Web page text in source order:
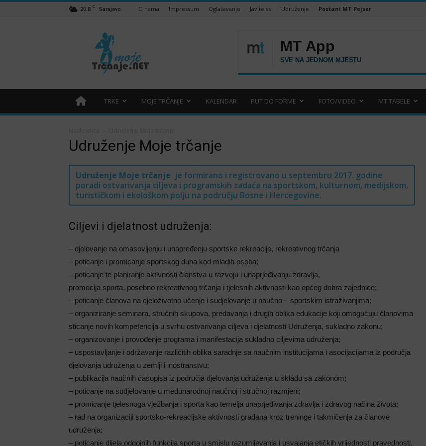
20.8 C Sarajevo O nama Impressum Oglašavanje Javite se Udruženje Postani MT Pejser
Moje
trčanje
trcanje.net
TRKE MOJE TRČANJE KALENDAR PUT DO FORME FOTO/VIDEO MT TABELE
Udruženje Moje trčanje
Udruženje Moje trčanje je formirano i registrovano u septembru 2017. godine
poradi ostvarivanja ciljeva i programskih zadaća na sportskom, kulturnom, medijskom,
turističkom i ekološkom polju na području Bosne i Hercegovine.
Ciljevi i djelatnost udruženja:
– djelovanje na omasovljenju i unapređenju sportske rekreacije, rekreativnog trčanja
– poticanje i promicanje sportskog duha kod mladih osoba;
– poticanje te planiranje aktivnosti članstva u razvoju i unaprjeđivanju zdravlja,
promocija sporta, posebno rekreativnog trčanja i tjelesnih aktivnosti kao općeg dobra zajednice;
– poticanje članova na cjeloživotno učenje i sudjelovanje u naučno – sportskim istraživanjima;
– organiziranje seminara, stručnih skupova, predavanja i drugih oblika edukacije koji omogućuju članovima
sticanje novih kompetencija u svrhu ostvarivanja ciljeva i djelatnosti Udruženja, sukladno zakonu;
– organizovanje i provođenje programa i manifestacija sukladno ciljevima udruženja;
– uspostavljanje i održavanje različitih oblika saradnje sa naučnim institucijama i asocijacijama iz područja
djelovanja udruženja u zemlji i inostranstvu;
– publikacija naučnih časopisa iz područja djelovanja udruženja u skladu sa zakonom;
– poticanje na sudjelovanje u međunarodnoj naučnoj i stručnoj razmjeni;
– promicanje tjelesnoga vježbanja i sporta kao temelja unaprjeđivanja zdravlja i zdravog načina života;
– rad na organizaciji sportsko-rekreacijske aktivnosti građana kroz treninge i takmičenja za članove
udruženja;
– poticanje dijela odgojnih funkcija sporta u smislu razumijevanja i usvajanja etičkih vrijednosti pravednosti,